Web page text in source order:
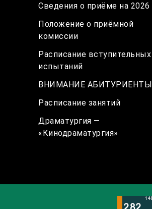
Сведения о приёме на 2026
Положение о приёмной
комиссии
Расписание вступительных
испытаний
ВНИМАНИЕ АБИТУРИЕНТЫ
Расписание занятий
Драматургия —
«Кинодраматургия»